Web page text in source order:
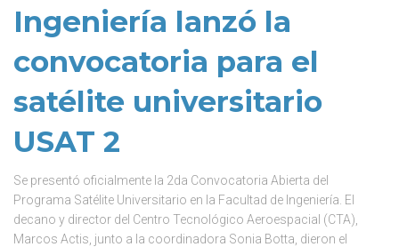
Ingeniería lanzó la
convocatoria para el
satélite universitario
USAT 2
Se presentó oficialmente la 2da Convocatoria Abierta del
Programa Satélite Universitario en la Facultad de Ingeniería. El
decano y director del Centro Tecnológico Aeroespacial (CTA),
Marcos Actis, junto a la coordinadora Sonia Botta, dieron el